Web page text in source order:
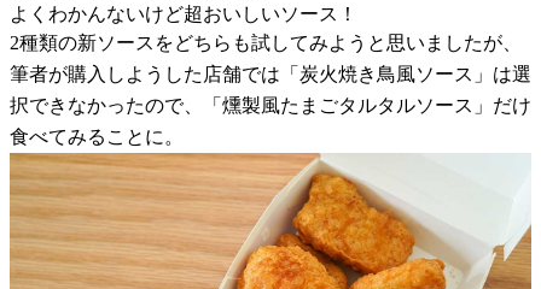
よくわかんないけど超おいしいソース！
2種類の新ソースをどちらも試してみようと思いましたが、
筆者が購入しようした店舗では「炭火焼き鳥風ソース」は選
択できなかったので、「燻製風たまごタルタルソース」だけ
食べてみることに。